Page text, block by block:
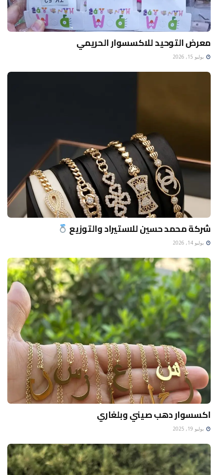
معرض التوحيد للاكسسوار الحريمي
يوليو 15, 2026
شركة محمد حسين للاستيراد والتوزيع
يوليو 14, 2026
اكسسوار دهب صيني وبلغاري
يوليو 19, 2025